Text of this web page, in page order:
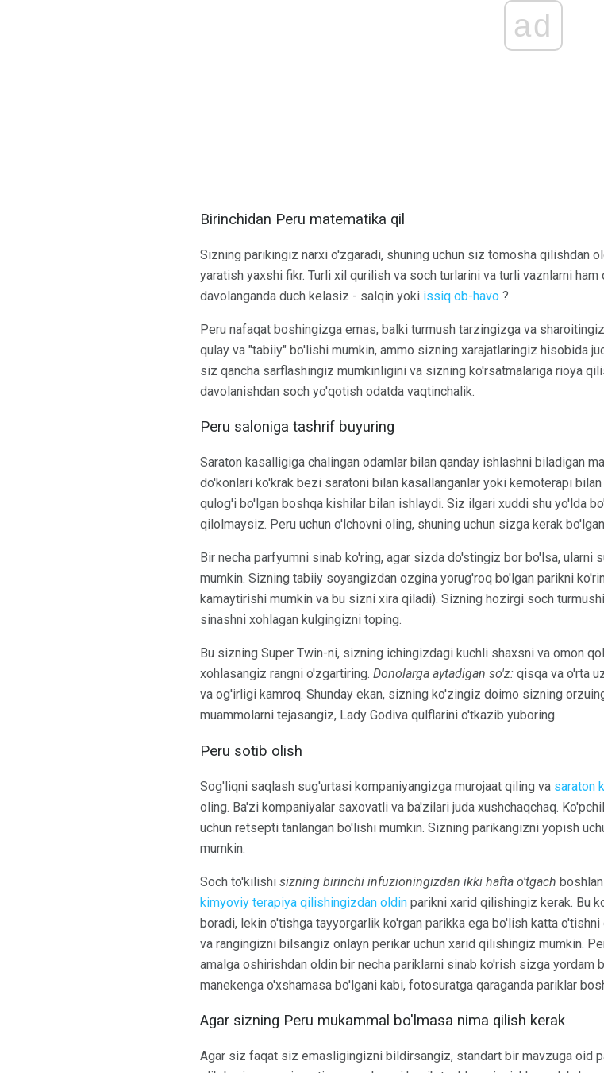
ad
Birinchidan Peru matematika qil
Sizning parikingiz narxi o'zgaradi, shuning uchun siz tomosha qilishdan
yaratish yaxshi fikr. Turli xil qurilish va soch turlarini va turli vaznlarni
davolanganda duch kelasiz - salqin yoki issiq ob-havo ?
Peru nafaqat boshingizga emas, balki turmush tarzingizga va
qulay va "tabiiy" bo'lishi mumkin, ammo sizning xarajatlaringiz hisobida
siz qancha sarflashingiz mumkinligini va sizning ko'rsatmalariga rioya
davolanishdan soch yo'qotish odatda vaqtinchalik.
Peru saloniga tashrif buyuring
Saraton kasalligiga chalingan odamlar bilan qanday ishlashni biladigan
do'konlari ko'krak bezi saratoni bilan kasallanganlar yoki kemoterapi
qulog'i bo'lgan boshqa kishilar bilan ishlaydi. Siz ilgari xuddi shu yo'lda
qilolmaysiz. Peru uchun o'lchovni oling, shuning uchun sizga kerak
Bir necha parfyumni sinab ko'ring, agar sizda do'stingiz bor bo'lsa, ularni
mumkin. Sizning tabiiy soyangizdan ozgina yorug'roq bo'lgan parikni
kamaytirishi mumkin va bu sizni xira qiladi). Sizning hozirgi soch
sinashni xohlagan kulgingizni toping.
Bu sizning Super Twin-ni, sizning ichingizdagi kuchli shaxsni va omon
xohlasangiz rangni o'zgartiring. Donolarga aytadigan so'z: qisqa va o'rta
va og'irligi kamroq. Shunday ekan, sizning ko'zingiz doimo sizning
muammolarni tejasangiz, Lady Godiva qulflarini o'tkazib yuboring.
Peru sotib olish
Sog'liqni saqlash sug'urtasi kompaniyangizga murojaat qiling va saraton
oling. Ba'zi kompaniyalar saxovatli va ba'zilari juda xushchaqchaq.
uchun retsepti tanlangan bo'lishi mumkin. Sizning parikangizni yopish
mumkin.
Soch to'kilishi sizning birinchi infuzioningizdan ikki hafta o'tgach
kimyoviy terapiya qilishingizdan oldin parikni xarid qilishingiz kerak. Bu
boradi, lekin o'tishga tayyorgarlik ko'rgan parikka ega bo'lish katta
va rangingizni bilsangiz onlayn perikar uchun xarid qilishingiz mumkin.
amalga oshirishdan oldin bir necha pariklarni sinab ko'rish sizga yordam
manekenga o'xshamasa bo'lgani kabi, fotosuratga qaraganda pariklar
Agar sizning Peru mukammal bo'lmasa nima qilish kerak
Agar siz faqat siz emasligingizni bildirsangiz, standart bir mavzuga oid